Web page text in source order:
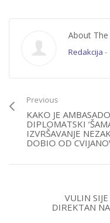
About
Redakcija -
Previous
KAKO JE
DIPLOMATSKI
IZVRŠAVANJE
DOBIO OD
VULIN
DIREKTAN